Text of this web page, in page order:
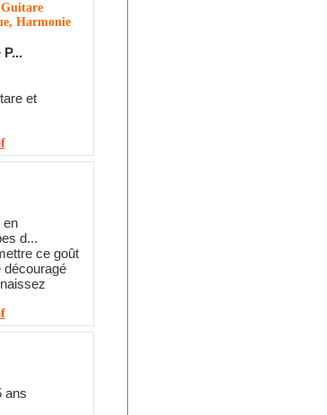
Harmonie
P...
et
en
d...
ce goût
découragé
ans